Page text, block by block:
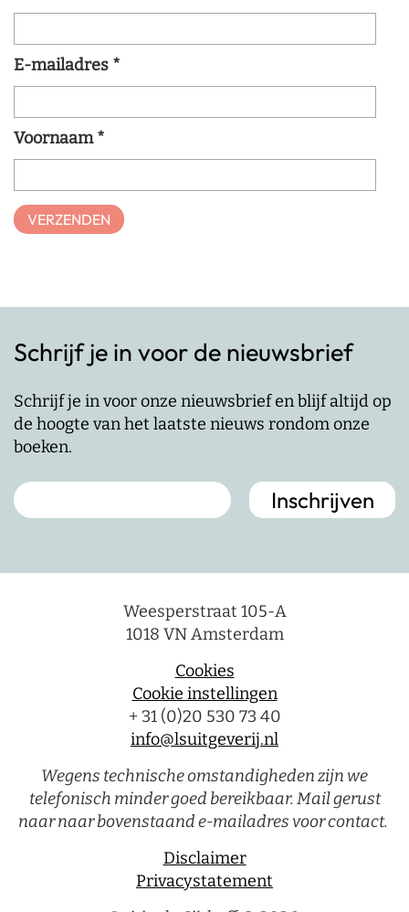
E-mailadres *
Voornaam*
Schrijf je in voor de nieuwsbrief
Schrijf je in voor onze nieuwsbrief en blijf altijd op
de hoogte van het laatste nieuws rondom onze
boeken.
Weesperstraat 105-A
1018 VN Amsterdam
Cookies
Cookie instellingen
+ 31 (0)20 530 73 40
info@lsuitgeverij.nl
Wegens technische omstandigheden zijn we
telefonisch minder goed bereikbaar. Mail gerust
naar naar bovenstaand e-mailadres voor contact.
Disclaimer
Privacystatement